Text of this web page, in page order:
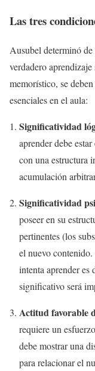
Las tres
Ausubel determinó
verdadero
memorístico, se
esenciales en el aula:
Significatividad
aprender debe
con una estructura
acumulación
Significatividad
poseer en su
pertinentes (los
el nuevo
intenta aprender es
significativo será
Actitud favorable
requiere un
debe mostrar una
para relacionar el